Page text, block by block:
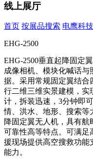
线上展厅
首页 按展品搜索 电鹰科
EHG-2500
EHG-2500垂直起降固定
成像相机、模块化喊话与
据。采用常规固定翼结合
行二维三维实景建模，实
计，拆装迅速，3分钟即
情、洪水、地形、搜索等
降固定翼无人机，具有航
可靠性高等特点。可满足
援现场提供高空搜救功能
能力。